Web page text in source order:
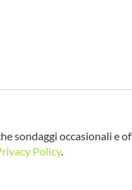
sondaggi occasionali e
Policy.